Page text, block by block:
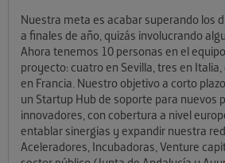
Nuestra meta es acabar superando los
a finales de año, quizás involucrando
Ahora tenemos 10 personas en el
proyecto: cuatro en Sevilla, tres en
en Francia. Nuestro objetivo a corto
un Startup Hub de soporte para nuevos
innovadores, con cobertura a nivel
entablar sinergias y expandir nuestra
Aceleradores, Incubadoras, Venture